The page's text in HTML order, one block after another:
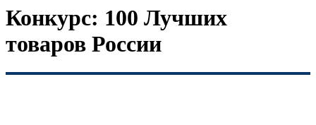
Конкурс: 100 Лучших
товаров России